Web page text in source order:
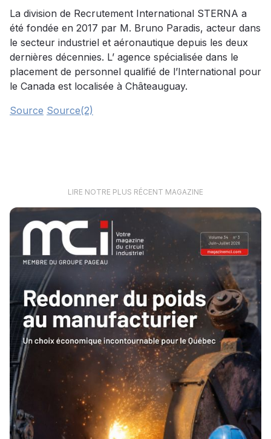
La division de Recrutement International STERNA a
été fondée en 2017 par M. Bruno Paradis, acteur dans
le secteur industriel et aéronautique depuis les deux
dernières décennies. L’ agence spécialisée dans le
placement de personnel qualifié de l’International pour
le Canada est localisée à Châteauguay.
Source Source(2)
LIRE NOTRE PLUS RÉCENT MAGAZINE